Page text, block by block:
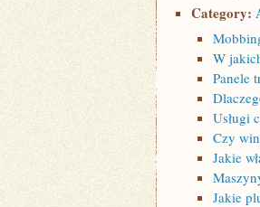
Category:
W
Panele
Usługi
Czy
Jakie
Jakie